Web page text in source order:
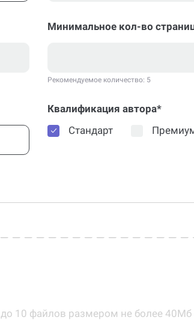
Минимальное кол-во
Рекомендуемое количество: 5
Квалификация автора*
Стандарт
10 файлов размером не более 40Мб